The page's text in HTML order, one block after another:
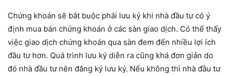
Chứng khoán sẽ bắt buộc phải lưu ký khi nhà đầu tư có ý
định mua bán chứng khoán ở các sàn giao dịch. Có thể thấy
việc giao dịch chứng khoán qua sàn đem đến nhiều lợi ích
đầu tư hơn. Quá trình lưu ký diễn ra cũng khá đơn giản do
đó nhà đầu tư nên đăng ký lưu ký. Nếu không thì nhà đầu tư